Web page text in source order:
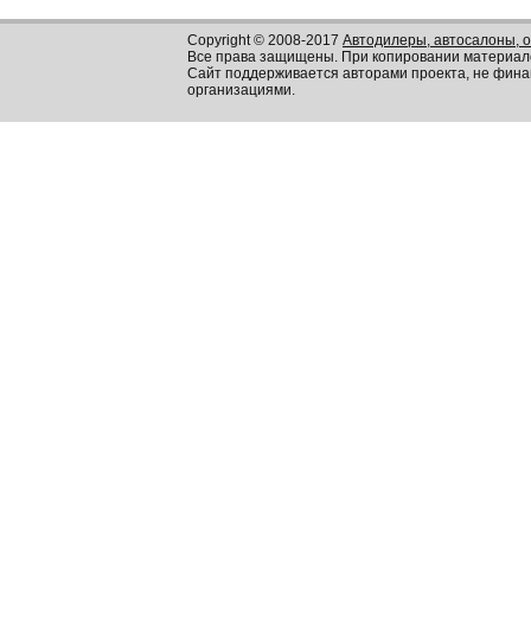
Copyright © 2008-2017 Автодилеры, автосалоны,
Все права защищены. При копировании
Сайт поддерживается авторами проекта, не
организациями.